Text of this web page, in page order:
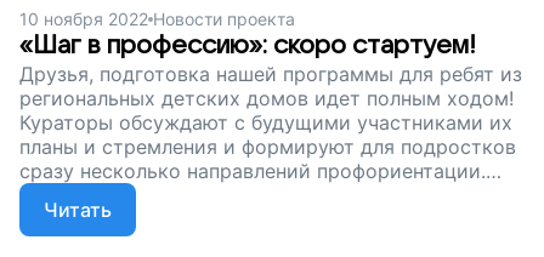
10 ноября 2022 Новости проекта
«Шаг в профессию»: скоро стартуем!
Друзья, подготовка нашей программы для ребят из
региональных детских домов идет полным ходом!
Кураторы обсуждают с будущими участниками их
планы и стремления и формируют для подростков
сразу несколько направлений профориентации.
Совсем скоро все мы встретимся в Москве и
проведем вместе семь незабываемых дней. Без
вашей помощи нам просто не справиться.
Читать